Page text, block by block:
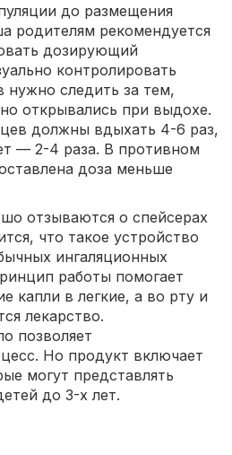
до размещения
родителям рекомендуется
дозирующий
контролировать
нужно следить за тем,
открывались при выдохе.
должны вдыхать 4-6 раз,
— 2-4 раза. В противном
доза меньше
отзываются о спейсерах
что такое устройство
ингаляционных
работы помогает
капли в легкие, а во рту и
лекарство.
позволяет
Но продукт включает
могут представлять
до 3-х лет.